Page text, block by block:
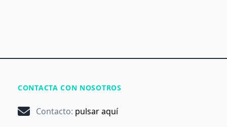
CONTACTA CON NOSOTROS
Contacto: pulsar aquí